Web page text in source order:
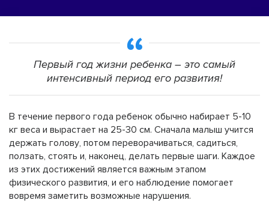
Первый год жизни ребенка – это самый
интенсивный период его развития!
В течение первого года ребенок обычно набирает 5-10
кг веса и вырастает на 25-30 см. Сначала малыш учится
держать голову, потом переворачиваться, садиться,
ползать, стоять и, наконец, делать первые шаги. Каждое
из этих достижений является важным этапом
физического развития, и его наблюдение помогает
вовремя заметить возможные нарушения.